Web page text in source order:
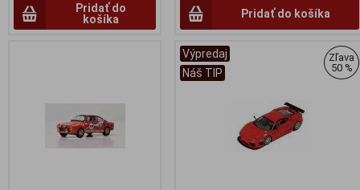
Pridať do
košíka
Pridať do košíka
Výpredaj
Náš TIP
Zľava
50 %